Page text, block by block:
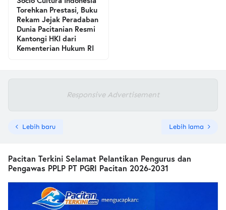
Torehkan Prestasi, Buku
Rekam Jejak Peradaban
Dunia Pacitanian Resmi
Kantongi HKI dari
Kementerian Hukum RI
Responsive Advertisement
Lebih baru Lebih lama
Pacitan Terkini Selamat Pelantikan Pengurus dan
Pengawas PPLP PT PGRI Pacitan 2026-2031